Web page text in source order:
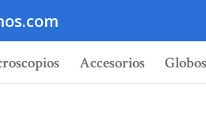
Accesorios Globos